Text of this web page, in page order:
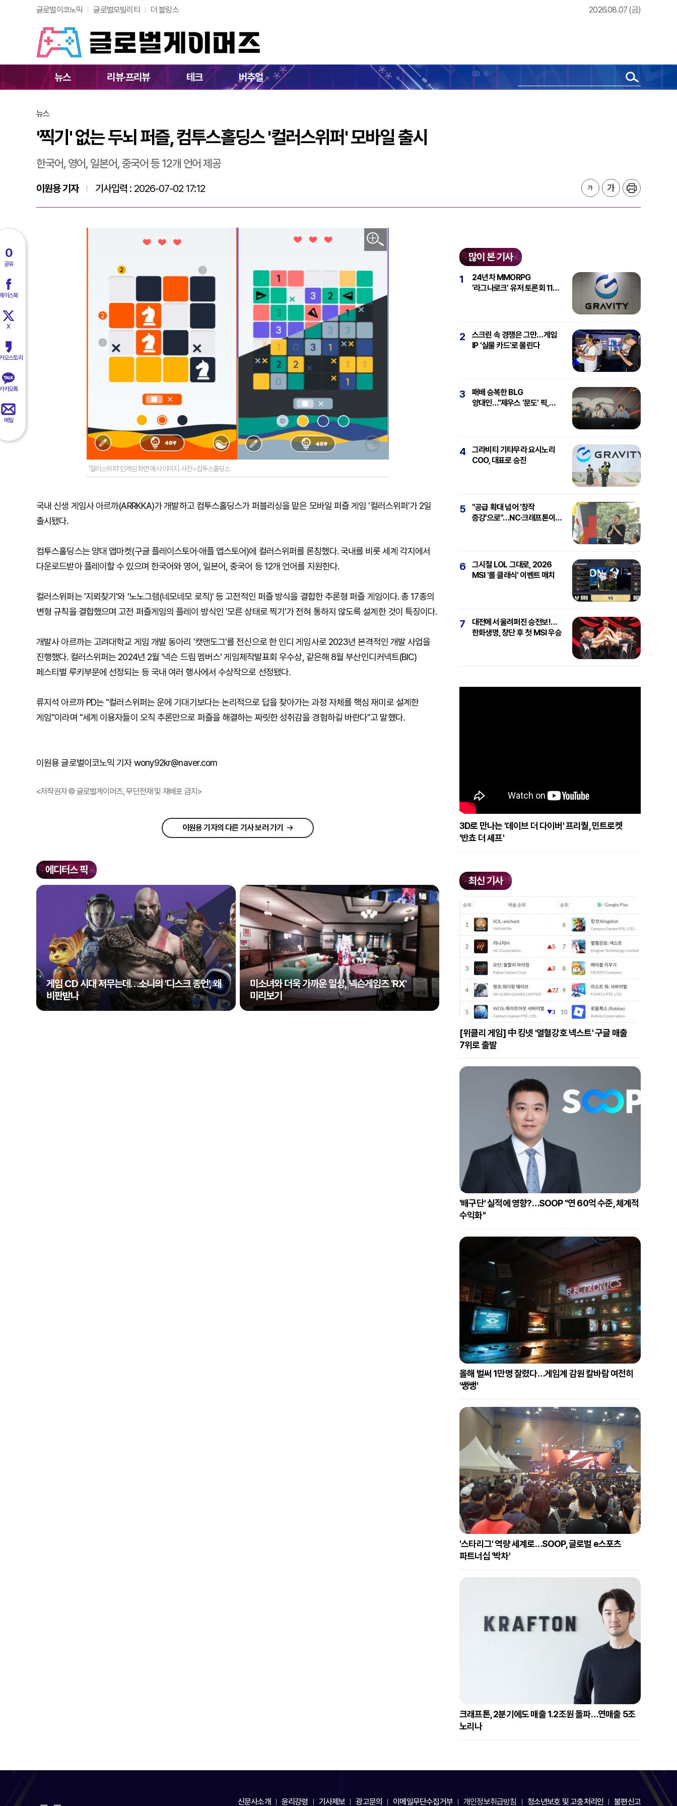
글로벌이코노믹 글로벌모빌리티 더 블링스 2026.08.07 (금)
뉴스 리뷰·프리뷰 테크 버추얼
'찍기' 없는 두뇌 퍼즐, 컴투스홀딩스 '컬러스위퍼' 모바일 출시
0
공유
이스북
X
오스토리
카오톡
메일
뉴스
'찍기' 없는 두뇌 퍼즐, 컴투스홀딩스 '컬러스위퍼' 모바일 출시
한국어, 영어, 일본어, 중국어 등 12개 언어 제공
이원용 기자 기사입력 : 2026-07-02 17:12
'컬러스위퍼' 인게임 화면 예시 이미지. 사진=컴투스홀딩스
국내 신생 게임사 아르까(ARRKKA)가 개발하고 컴투스홀딩스가 퍼블리싱을 맡은 모바일 퍼즐 게임 '컬러스위퍼'가 2일
출시됐다.
컴투스홀딩스는 양대 앱마켓(구글 플레이스토어·애플 앱스토어)에 컬러스위퍼를 론칭했다. 국내를 비롯 세계 각지에서
다운로드받아 플레이할 수 있으며 한국어와 영어, 일본어, 중국어 등 12개 언어를 지원한다.
컬러스위퍼는 '지뢰찾기'와 '노노그램(네모네모 로직)' 등 고전적인 퍼즐 방식을 결합한 추론형 퍼즐 게임이다. 총 17종의
변형 규칙을 결합했으며 고전 퍼즐게임의 플레이 방식인 '모른 상태로 찍기'가 전혀 통하지 않도록 설계한 것이 특징이다.
개발사 아르까는 고려대학교 게임 개발 동아리 '캣앤도그'를 전신으로 한 인디 게임사로 2023년 본격적인 개발 사업을
진행했다. 컬러스위퍼는 2024년 2월 '넥슨 드림 멤버스' 게임제작발표회 우수상, 같은해 8월 부산인디커넥트(BIC)
페스티벌 루키부문에 선정되는 등 국내 여러 행사에서 수상작으로 선정됐다.
류지석 아르까 PD는 "컬러스위퍼는 운에 기대기보다는 논리적으로 답을 찾아가는 과정 자체를 핵심 재미로 설계한
게임"이라며 "세계 이용자들이 오직 추론만으로 퍼즐을 해결하는 짜릿한 성취감을 경험하길 바란다"고 말했다.
이원용 글로벌이코노믹 기자 wony92kr@naver.com
<저작권자 © 글로벌게이머즈, 무단전재 및 재배포 금지>
이원용 기자의 다른 기사 보러 가기
에디터스 픽
게임 CD 시대 저무는데…소니의 '디스크 종언', 왜
비판받나
미소녀와 더욱 가까운 일상, 넥슨게임즈 'RX'
미리보기
많이 본 기사
1
24년차 MMORPG
'라그나로크' 유저 토론회 11일
2
스크린 속 경쟁은 그만…게임
IP '실물 카드'로 몰린다
3
패배 승복한 BLG
양대인…"제우스 '문도' 픽,
4
그라비티 기타무라 요시노리
COO, 대표로 승진
5
"공급 확대 넘어 '창작
증강'으로"…NC·크래프톤이
6
그시절 LOL 그대로, 2026
MSI '롤 클래식' 이벤트 매치
7
대전에서 울려퍼진 승전보!…
한화생명, 창단 후 첫 MSI 우승
3D로 만나는 '데이브 더 다이버' 프리퀄, 민트로켓
'반쵸 더 셰프'
최신 기사
[위클리 게임] 中 킹넷 '열혈강호 넥스트' 구글 매출
7위로 출발
'배구단' 실적에 영향?…SOOP "연 60억 수준, 체계적
수익화"
올해 벌써 1만명 잘렸다…게임계 감원 칼바람 여전히
'쌩쌩'
'스타리그' 역량 세계로…SOOP, 글로벌 e스포츠
파트너십 '박차'
크래프톤, 2분기에도 매출 1.2조원 돌파…연매출 5조
노리나
신문사소개 윤리강령 기사제보 광고문의 이메일무단수집거부 개인정보취급방침 청소년보호 및 고충처리인 불편신고